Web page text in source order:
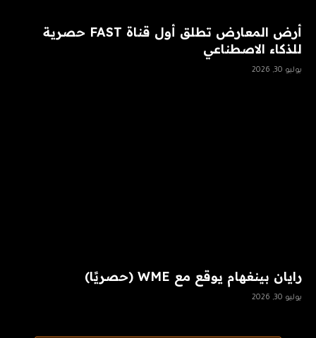
أرض المعارض تطلق أول قناة FAST حصرية
للذكاء الاصطناعي
يوليو 30, 2026
رايان بينغهام يوقع مع WME (حصريًا)
يوليو 30, 2026